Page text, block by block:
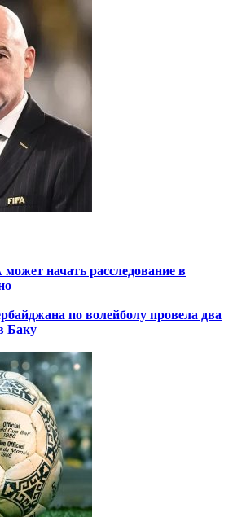
начать расследование в
по волейболу провела два
Баку